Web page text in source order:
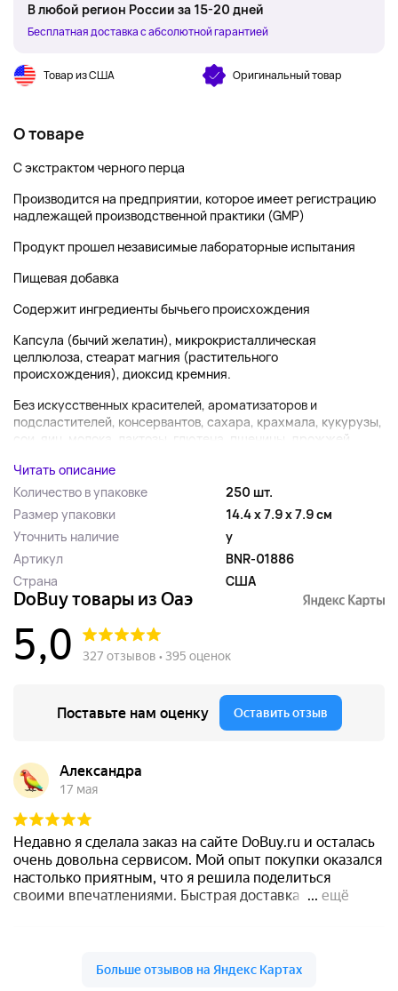
В любой регион России за 15-20 дней
Бесплатная доставка с абсолютной гарантией
Товар из США Оригинальный товар
О товаре
С экстрактом черного перца
Производится на предприятии, которое имеет регистрацию
надлежащей производственной практики (GMP)
Продукт прошел независимые лабораторные испытания
Пищевая добавка
Содержит ингредиенты бычьего происхождения
Капсула (бычий желатин), микрокристаллическая
целлюлоза, стеарат магния (растительного
происхождения), диоксид кремния.
Без искусственных красителей, ароматизаторов и
подсластителей, консервантов, сахара, крахмала, кукурузы,
сои, яиц, молока, лактозы, глютена, пшеницы, дрожжей,...
Читать описание
Количество в упаковке
250 шт.
Размер упаковки
14.4 x 7.9 x 7.9 см
Уточнить наличие
y
Артикул
BNR-01886
Страна
США